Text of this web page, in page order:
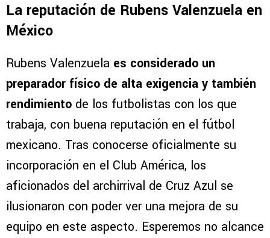
La reputación de Rubens Valenzuela en
México
Rubens Valenzuela es considerado un
preparador físico de alta exigencia y también
rendimiento de los futbolistas con los que
trabaja, con buena reputación en el fútbol
mexicano. Tras conocerse oficialmente su
incorporación en el Club América, los
aficionados del archirrival de Cruz Azul se
ilusionaron con poder ver una mejora de su
equipo en este aspecto. Esperemos no alcance